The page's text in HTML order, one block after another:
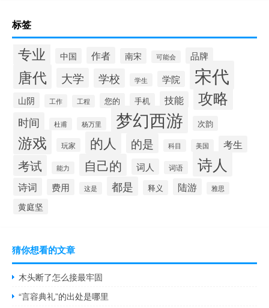
标签
专业 中国 作者 南宋 可能会 品牌
唐代 大学 学校 学生 学院 宋代
山阴 工作 工程 您的 手机 技能 攻略
时间 杜甫 杨万里 梦幻西游 次韵
游戏 玩家 的人 的是 科目 美国 考生
考试 能力 自己的 词人 词语 诗人
诗词 费用 这是 都是 释义 陆游 雅思
黄庭坚
猜你想看的文章
木头断了怎么接最牢固
“言容典礼”的出处是哪里